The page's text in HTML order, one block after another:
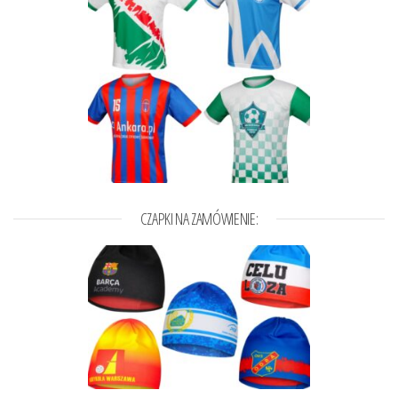
CZAPKI NA ZAMÓWIENIE: